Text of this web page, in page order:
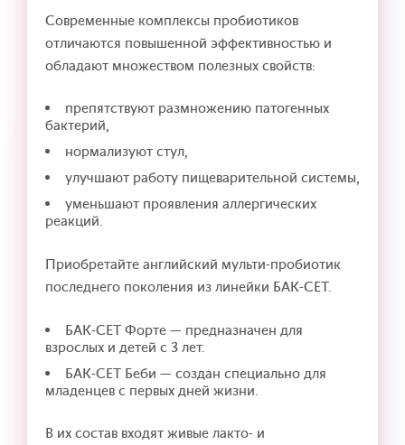
Современные комплексы пробиотиков
отличаются повышенной эффективностью и
обладают множеством полезных свойств:
препятствуют размножению патогенных
бактерий,
нормализуют стул,
улучшают работу пищеварительной системы,
уменьшают проявления аллергических
реакций.
Приобретайте английский мульти-пробиотик
последнего поколения из линейки БАК-СЕТ.
БАК-СЕТ Форте — предназначен для
взрослых и детей с 3 лет.
БАК-СЕТ Беби — создан специально для
младенцев с первых дней жизни.
В их состав входят живые лакто- и